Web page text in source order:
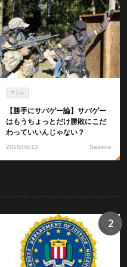
コラム
【勝手にサバゲー論】サバゲー
はもうちょっとだけ勝敗にこだ
わっていいんじゃない？
2018/06/12 Sassow
2